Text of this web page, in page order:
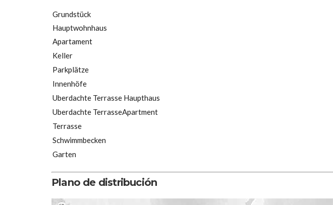
Grundstück
Hauptwohnhaus
Apartament
Keller
Parkplätze
Innenhöfe
Uberdachte Terrasse Haupthaus
Uberdachte TerrasseApartment
Terrasse
Schwimmbecken
Garten
Plano de distribución